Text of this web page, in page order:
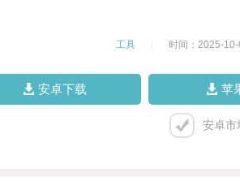
工具 时间：2025-10-
安卓下载 苹
安卓市